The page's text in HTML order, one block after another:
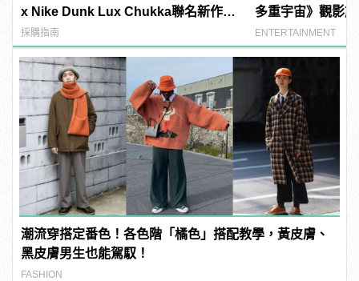
x Nike Dunk Lux Chukka聯名新作正
式上陣
採購指南
多重宇宙》觀影
影、影集整理
ENTERTAINMENT
潮流穿搭定番色！各色階「橘色」搭配教學，黃皮膚、
黑皮膚男生也能駕馭！
FASHION